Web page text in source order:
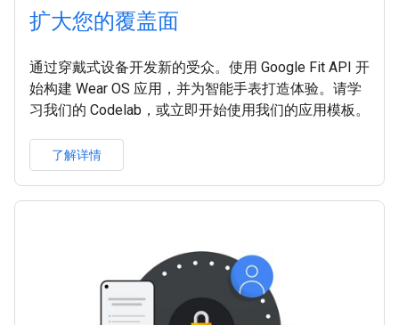
扩大您的覆盖面
通过穿戴式设备开发新的受众。使用 Google Fit API 开
始构建 Wear OS 应用，并为智能手表打造体验。请学
习我们的 Codelab，或立即开始使用我们的应用模板。
了解详情